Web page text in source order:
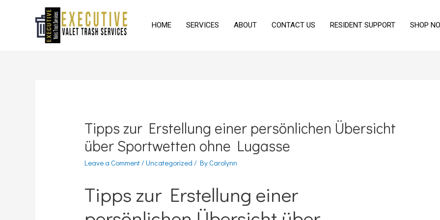
HOME SERVICES ABOUT CONTACT US RESIDENT SUPPORT SHOP
Tipps zur Erstellung einer persönlichen Übersicht
über Sportwetten ohne Lugasse
Leave a Comment /Uncategorized / By Carolynn
Tipps zur Erstellung einer